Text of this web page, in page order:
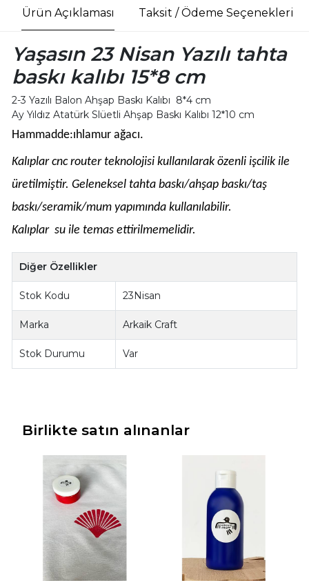
Ürün Açıklaması Taksit / Ödeme Seçenekleri
Yaşasın 23 Nisan Yazılı tahta
baskı kalıbı 15*8 cm
2-3 Yazılı Balon Ahşap Baskı Kalıbı 8*4 cm
Ay Yıldız Atatürk Slüetli Ahşap Baskı Kalıbı 12*10 cm
Hammadde:ıhlamur ağacı.
Kalıplar cnc router teknolojisi kullanılarak özenli işcilik ile
üretilmiştir. Geleneksel tahta baskı/ahşap baskı/taş
baskı/seramik/mum yapımında kullanılabilir.
Kalıplar su ile temas ettirilmemelidir.
Diğer Özellikler
Stok Kodu 23Nisan
Marka Arkaik Craft
Stok Durumu Var
Birlikte satın alınanlar